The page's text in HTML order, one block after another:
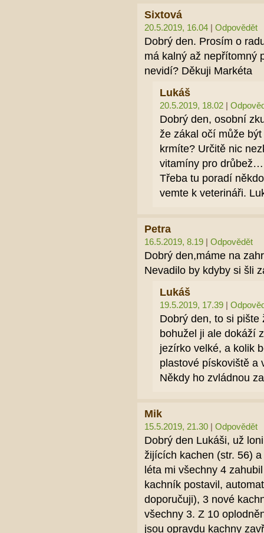
Sixtová
20.5.2019, 16.04 Odpovědět
Dobrý den. Prosím o
má kalný až nepřítomný
nevidí? Děkuji Markéta
Lukáš
20.5.2019, 18.02
Dobrý den, osobní
že zákal očí může
krmíte? Určitě nic
vitamíny pro
Třeba tu poradí
vemte k veterináři.
Petra
16.5.2019, 8.19 Odpovědět
Dobrý den,máme na
Nevadilo by kdyby si šli
Lukáš
19.5.2019, 17.39
Dobrý den, to si
bohužel ji ale dokáží
jezírko velké, a kolik
plastové pískoviště a
Někdy ho zvládnou
Mik
15.5.2019, 21.30 Odpovědět
Dobrý den Lukáši, už
žijících kachen (str. 56)
léta mi všechny 4
kachník postavil,
doporučuji), 3 nové
všechny 3. Z 10
jsou opravdu kachny